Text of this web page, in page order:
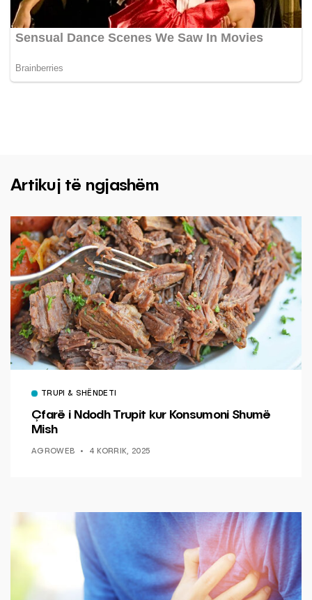
Artikuj të ngjashëm
TRUPI & SHËNDETI
Çfarë i Ndodh Trupit kur Konsumoni Shumë
Mish
AGROWEB 4 KORRIK, 2025